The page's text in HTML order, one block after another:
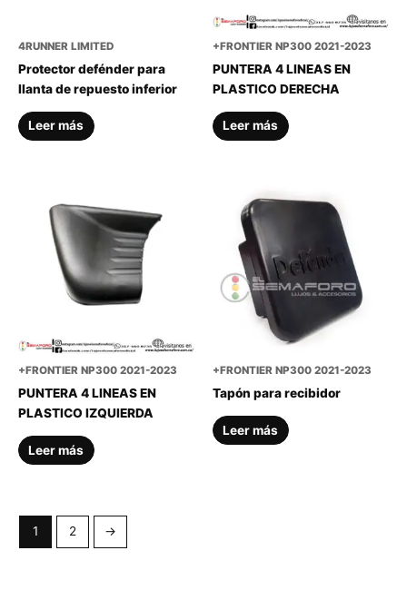
4RUNNER LIMITED
Protector defénder para
llanta de repuesto inferior
Leer más
+FRONTIER NP300 2021-2023
PUNTERA 4 LINEAS EN
PLASTICO DERECHA
Leer más
+FRONTIER NP300 2021-2023
PUNTERA 4 LINEAS EN
PLASTICO IZQUIERDA
Leer más
+FRONTIER NP300 2021-2023
Tapón para recibidor
Leer más
1 2 →